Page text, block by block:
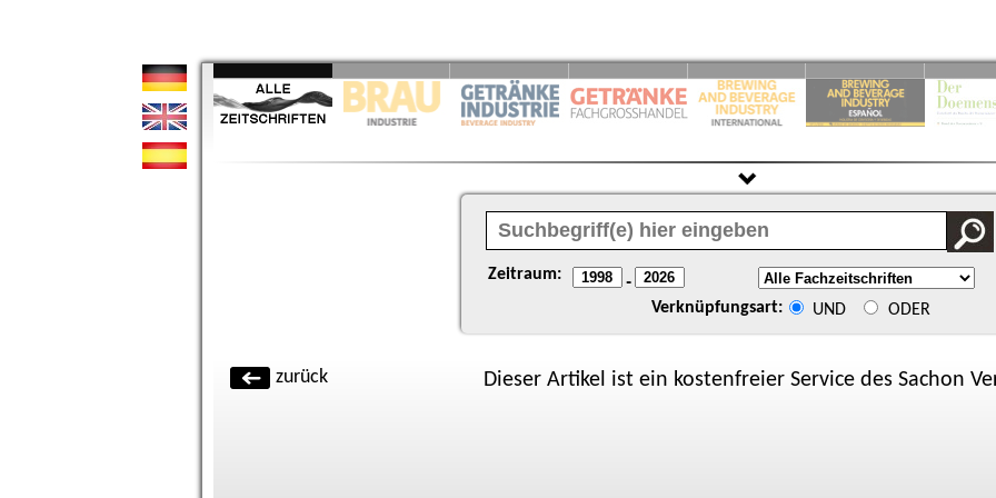
Zeitraum: -
Verknüpfungsart: UND ODER
zurück Dieser Artikel ist ein kostenfreier Service des Sachon